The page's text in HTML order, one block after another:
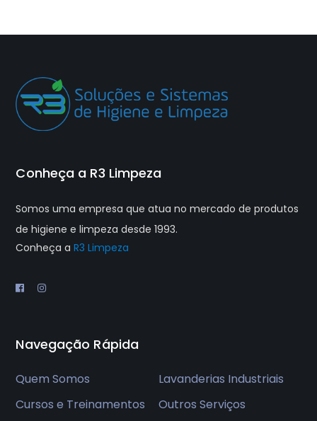
Conheça a R3 Limpeza
Somos uma empresa que atua no mercado de produtos
de higiene e limpeza desde 1993.
Conheça aR3 Limpeza
Navegação Rápida
Quem Somos
Lavanderias Industriais
Cursos e Treinamentos
Outros Serviços